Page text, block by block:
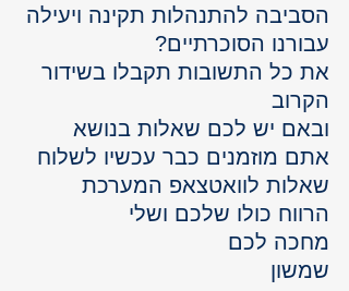
הסביבה להתנהלות תקינה ויעילה
עבורנו הסוכרתיים?
את כל התשובות תקבלו בשידור
הקרוב
ובאם יש לכם שאלות בנושא
אתם מוזמנים כבר עכשיו לשלוח
שאלות לוואטצאפ המערכת
הרווח כולו שלכם ושלי
מחכה לכם
שמשון